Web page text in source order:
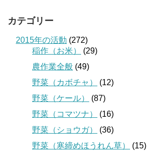
カテゴリー
2015年の活動 (272)
稲作（お米）
(29)
農作業全般 (49)
野菜（カボチャ）
(12)
野菜（ケール）
(87)
野菜（コマツナ）
(16)
野菜（ショウガ）
(36)
野菜（寒締めほうれん草）
(15)